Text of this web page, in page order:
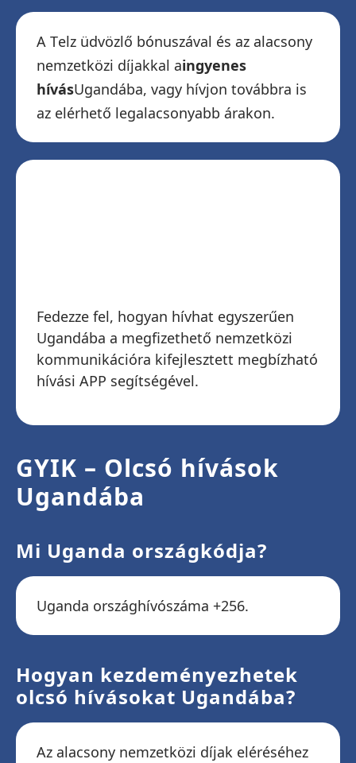
A Telz üdvözlő bónuszával és az alacsony
nemzetközi díjakkal aingyenes
hívásUgandába, vagy hívjon továbbra is
az elérhető legalacsonyabb árakon.
Fedezze fel, hogyan hívhat egyszerűen
Ugandába a megfizethető nemzetközi
kommunikációra kifejlesztett megbízható
hívási APP segítségével.
GYIK – Olcsó hívások
Ugandába
Mi Uganda országkódja?
Uganda országhívószáma +256.
Hogyan kezdeményezhetek
olcsó hívásokat Ugandába?
Az alacsony nemzetközi díjak eléréséhez